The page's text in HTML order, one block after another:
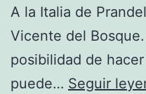
A la Italia de
Vicente del
posibilidad de
puede… Seguir